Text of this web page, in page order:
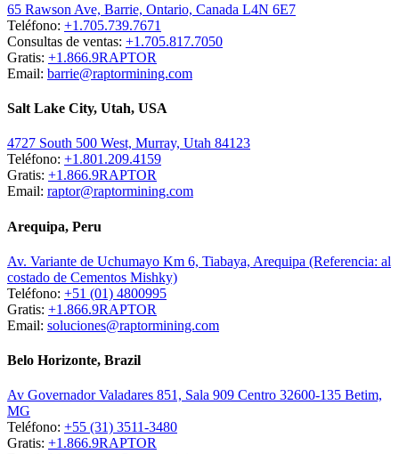
65 Rawson Ave, Barrie, Ontario, Canada L4N 6E7
Teléfono: +1.705.739.7671
Consultas de ventas: +1.705.817.7050
Gratis: +1.866.9RAPTOR
Email: barrie@raptormining.com
Salt Lake City, Utah, USA
4727 South 500 West, Murray, Utah 84123
Teléfono: +1.801.209.4159
Gratis: +1.866.9RAPTOR
Email: raptor@raptormining.com
Arequipa, Peru
Av. Variante de Uchumayo Km 6, Tiabaya, Arequipa (Referencia: al
costado de Cementos Mishky)
Teléfono: +51 (01) 4800995
Gratis: +1.866.9RAPTOR
Email: soluciones@raptormining.com
Belo Horizonte, Brazil
Av Governador Valadares 851, Sala 909 Centro 32600-135 Betim,
MG
Teléfono: +55 (31) 3511-3480
Gratis: +1.866.9RAPTOR